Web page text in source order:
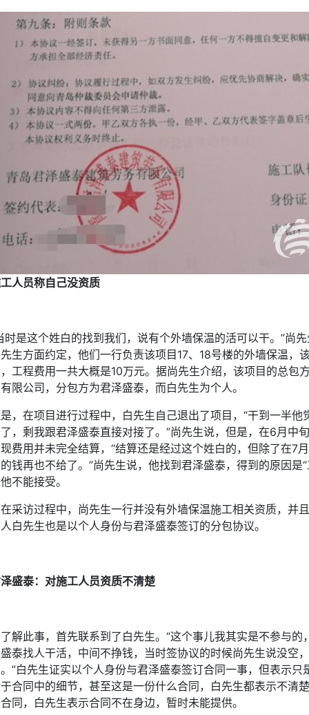
人员称自己没资质
时是这个姓白的找到我们，说有个外墙保温的活可以干。”尚
生方面约定，他们一行负责该项目17、18号楼的外墙保温，
工程费用一共大概是10万元。据尚先生介绍，该项目的总包
限公司，分包方为君泽盛泰，而白先生为个人。
，在项目进行过程中，白先生自己退出了项目，“干到一半他
，剩我跟君泽盛泰直接对接了。”尚先生说，但是，在6月中
费用并未完全结算，“结算还是经过这个姓白的，但除了在7
钱再也不给了。”尚先生说，他找到君泽盛泰，得到的原因是
不能接受。
采访过程中，尚先生一行并没有外墙保温施工相关资质，并
白先生也是以个人身份与君泽盛泰签订的分包协议。
盛泰：对施工人员资质不清楚
解此事，首先联系到了白先生。“这个事儿我其实是不参与的
泰找人干活，中间不挣钱，当时签协议的时候尚先生说没空
”白先生证实以个人身份与君泽盛泰签订合同一事，但表示只
合同中的细节，甚至这是一份什么合同，白先生都表示不清
同，白先生表示合同不在身边，暂时未能提供。